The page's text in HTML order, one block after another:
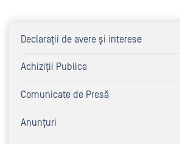
Declaraţii de avere şi interese
Achiziţii Publice
Comunicate de Presă
Anunțuri